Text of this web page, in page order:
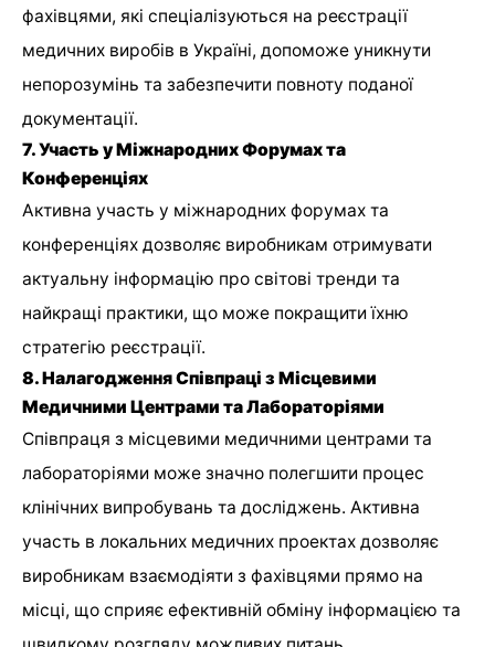
фахівцями, які спеціалізуються на реєстрації
медичних виробів в Україні, допоможе уникнути
непорозумінь та забезпечити повноту поданої
документації.
7. Участь у Міжнародних Форумах та
Конференціях
Активна участь у міжнародних форумах та
конференціях дозволяє виробникам отримувати
актуальну інформацію про світові тренди та
найкращі практики, що може покращити їхню
стратегію реєстрації.
8. Налагодження Співпраці з Місцевими
Медичними Центрами та Лабораторіями
Співпраця з місцевими медичними центрами та
лабораторіями може значно полегшити процес
клінічних випробувань та досліджень. Активна
участь в локальних медичних проектах дозволяє
виробникам взаємодіяти з фахівцями прямо на
місці, що сприяє ефективній обміну інформацією та